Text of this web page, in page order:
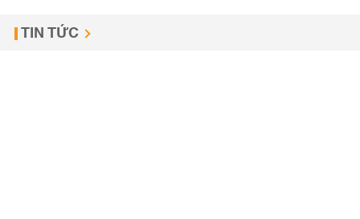
TIN TỨC